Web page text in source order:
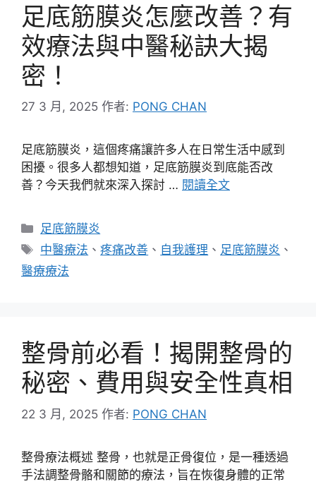
足底筋膜炎怎麼改善？有
效療法與中醫秘訣大揭
密！
27 3 月, 2025 作者: PONG CHAN
足底筋膜炎，這個疼痛讓許多人在日常生活中感到
困擾。很多人都想知道，足底筋膜炎到底能否改
善？今天我們就來深入探討 … 閱讀全文
分
類
足底筋膜炎
標
籤
中醫療法 、疼痛改善 、 自我護理 、 足底筋膜炎 、
醫療療法
整骨前必看！揭開整骨的
秘密、費用與安全性真相
22 3 月, 2025 作者: PONG CHAN
整骨療法概述 整骨，也就是正骨復位，是一種透過
手法調整骨骼和關節的療法，旨在恢復身體的正常